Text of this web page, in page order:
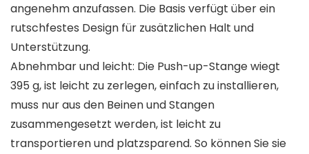
angenehm anzufassen. Die Basis verfügt über ein
rutschfestes Design für zusätzlichen Halt und
Unterstützung.
Abnehmbar und leicht: Die Push-up-Stange wiegt
395 g, ist leicht zu zerlegen, einfach zu installieren,
muss nur aus den Beinen und Stangen
zusammengesetzt werden, ist leicht zu
transportieren und platzsparend. So können Sie sie